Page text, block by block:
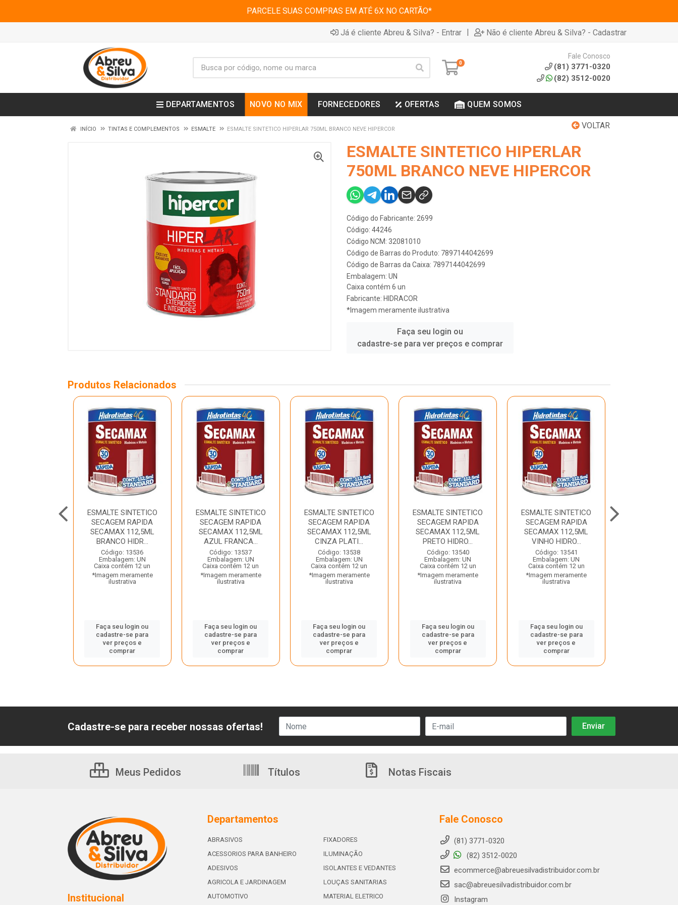
PARCELE SUAS COMPRAS EM ATÉ 6X NO CARTÃO*
Já é cliente Abreu & Silva? - Entrar | Não é cliente Abreu & Silva? - Cadastrar
0
Fale Conosco
(81) 3771-0320
(82) 3512-0020
DEPARTAMENTOS NOVO NO MIX FORNECEDORES OFERTAS QUEM SOMOS
VOLTAR
INÍCIO TINTAS E COMPLEMENTOS ESMALTE ESMALTE SINTETICO HIPERLAR 750ML BRANCO NEVE HIPERCOR
ESMALTE SINTETICO HIPERLAR
750ML BRANCO NEVE HIPERCOR
Código do Fabricante: 2699
Código: 44246
Código NCM: 32081010
Código de Barras do Produto: 7897144042699
Código de Barras da Caixa: 7897144042699
Embalagem: UN
Caixa contém 6 un
Fabricante: HIDRACOR
*Imagem meramente ilustrativa
Faça seu login ou
cadastre-se para ver preços e comprar
Produtos Relacionados
ESMALTE SINTETICO
SECAGEM RAPIDA
SECAMAX 112,5ML
BRANCO HIDR...
Código: 13536
Embalagem: UN
Caixa contém 12 un
*Imagem meramente
ilustrativa
Faça seu login ou
cadastre-se para
ver preços e
comprar
ESMALTE SINTETICO
SECAGEM RAPIDA
SECAMAX 112,5ML
AZUL FRANCA...
Código: 13537
Embalagem: UN
Caixa contém 12 un
*Imagem meramente
ilustrativa
Faça seu login ou
cadastre-se para
ver preços e
comprar
ESMALTE SINTETICO
SECAGEM RAPIDA
SECAMAX 112,5ML
CINZA PLATI...
Código: 13538
Embalagem: UN
Caixa contém 12 un
*Imagem meramente
ilustrativa
Faça seu login ou
cadastre-se para
ver preços e
comprar
ESMALTE SINTETICO
SECAGEM RAPIDA
SECAMAX 112,5ML
PRETO HIDRO...
Código: 13540
Embalagem: UN
Caixa contém 12 un
*Imagem meramente
ilustrativa
Faça seu login ou
cadastre-se para
ver preços e
comprar
ESMALTE SINTETICO
SECAGEM RAPIDA
SECAMAX 112,5ML
VINHO HIDRO...
Código: 13541
Embalagem: UN
Caixa contém 12 un
*Imagem meramente
ilustrativa
Faça seu login ou
cadastre-se para
ver preços e
comprar
Cadastre-se para receber nossas ofertas!
Meus Pedidos Títulos Notas Fiscais
Institucional
Departamentos
ABRASIVOS
ACESSORIOS PARA BANHEIRO
ADESIVOS
AGRICOLA E JARDINAGEM
AUTOMOTIVO
FIXADORES
ILUMINAÇÃO
ISOLANTES E VEDANTES
LOUÇAS SANITARIAS
MATERIAL ELETRICO
Fale Conosco
(81) 3771-0320
(82) 3512-0020
ecommerce@abreuesilvadistribuidor.com.br
sac@abreuesilvadistribuidor.com.br
Instagram